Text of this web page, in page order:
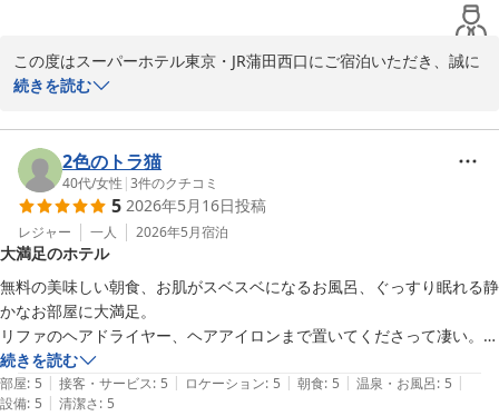
歩約3分という便利な立地をはじめ、くつろぎいただける設備や充
実したアメニティをご用意しております。ご滞在中は是非ごゆっく
りおくつろぎいただければ幸いです。
した。季節柄、体調を崩しやすい時期かと存じますが、ご自愛のう
え、またお越しいただける日を心よりお待ちしております。
スーパーホテル東京・JR蒲田西口 支配人
高濃度炭酸泉 梅屋敷の湯 スーパーホテル東京・ＪＲ蒲田西口
2026-06-13
この度はスーパーホテル東京・JR蒲田西口にご宿泊いただき、誠に
ありがとうございます。
設備の清潔さやスタッフのおもてなしについて素晴らしいホテルと
お褒めいただき、大変光栄でございます。また朝食がお口に合い、
ご滞在中は高濃度人工炭酸泉「梅屋敷の湯」にて旅のお疲れを癒し
ていただけたとのこと、スタッフ一同嬉しく拝読しました。
3日間にわたりご利用いただき、心地よくお過ごしいただけた様子
で安心いたしました。今回の東京観光はいかがでしたでしょうか。
お客様の快適なご滞在をサポートできたことを大変嬉しく思いま
す。
当ホテルはJR蒲田駅から徒歩3分という立地に加え、羽田空港や品
川駅にもアクセスしやすく、東京観光や出張など幅広い目的にご利
続きを読む
2色のトラ猫
40代/女性 |3件のクチコミ
5 2026年5月16日投稿
レジャー 一人 2026年5月宿泊
大満足のホテル
無料の美味しい朝食、お肌がスベスベになるお風呂、ぐっすり眠れる静
かなお部屋に大満足。
リファのヘアドライヤー、ヘアアイロンまで置いてくださって凄い。
スーパーホテルは他の場所にも宿泊したが、どこも大満足。
続きを読む
部屋: 5 | 接客・サービス: 5 | ロケーション: 5 | 朝食: 5 | 温泉・お風呂: 5 |
設備: 5 | 清潔さ: 5